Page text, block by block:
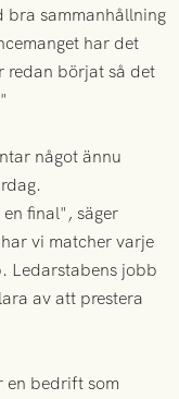
bra sammanhållning
har det
redan börjat så det
något ännu
final", säger
vi matcher varje
Ledarstabens jobb
av att prestera
en bedrift som